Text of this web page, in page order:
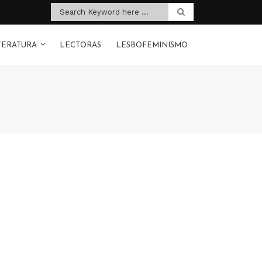
LECTORAS LESBOFEMINISMO